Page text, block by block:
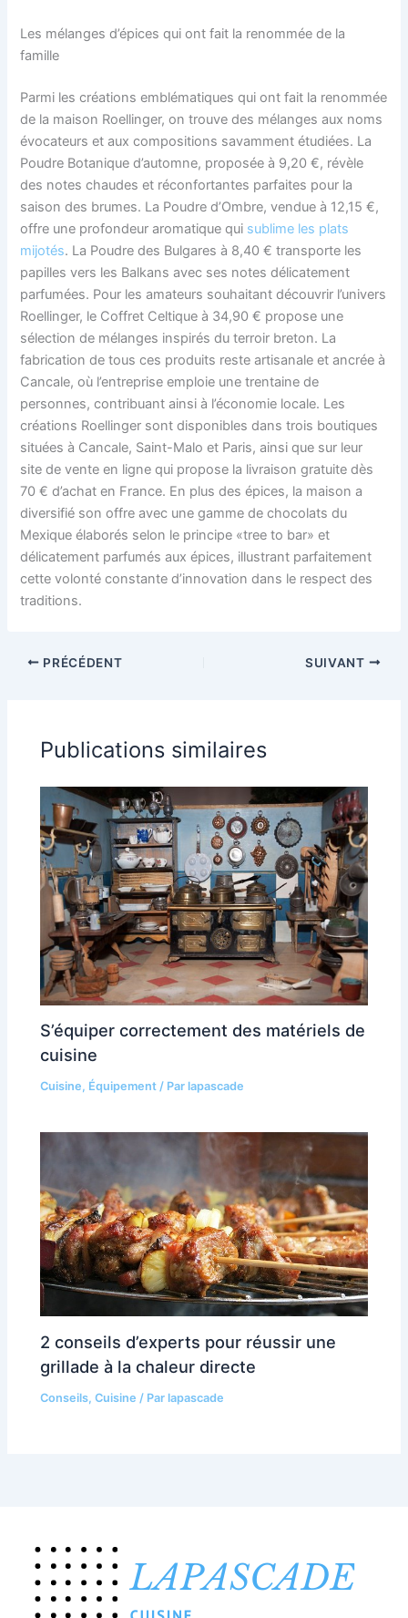
Les mélanges d’épices qui ont fait la renommée de la
famille
Parmi les créations emblématiques qui ont fait la renommée
de la maison Roellinger, on trouve des mélanges aux noms
évocateurs et aux compositions savamment étudiées. La
Poudre Botanique d’automne, proposée à 9,20 €, révèle
des notes chaudes et réconfortantes parfaites pour la
saison des brumes. La Poudre d’Ombre, vendue à 12,15 €,
offre une profondeur aromatique qui sublime les plats
mijotés. La Poudre des Bulgares à 8,40 € transporte les
papilles vers les Balkans avec ses notes délicatement
parfumées. Pour les amateurs souhaitant découvrir l’univers
Roellinger, le Coffret Celtique à 34,90 € propose une
sélection de mélanges inspirés du terroir breton. La
fabrication de tous ces produits reste artisanale et ancrée à
Cancale, où l’entreprise emploie une trentaine de
personnes, contribuant ainsi à l’économie locale. Les
créations Roellinger sont disponibles dans trois boutiques
situées à Cancale, Saint-Malo et Paris, ainsi que sur leur
site de vente en ligne qui propose la livraison gratuite dès
70 € d’achat en France. En plus des épices, la maison a
diversifié son offre avec une gamme de chocolats du
Mexique élaborés selon le principe «tree to bar» et
délicatement parfumés aux épices, illustrant parfaitement
cette volonté constante d’innovation dans le respect des
traditions.
PRÉCÉDENT SUIVANT
Publications similaires
S’équiper correctement des matériels de
cuisine
Cuisine, Équipement / Par lapascade
2 conseils d’experts pour réussir une
grillade à la chaleur directe
Conseils,Cuisine / Par lapascade